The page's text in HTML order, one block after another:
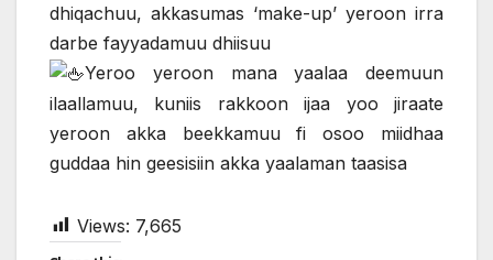
dhiqachuu, akkasumas ‘make-up’ yeroon irra
darbe fayyadamuu dhiisuu
Yeroo yeroon mana yaalaa deemuun
ilaallamuu, kuniis rakkoon ijaa yoo jiraate
yeroon akka beekkamuu fi osoo miidhaa
guddaa hin geesisiin akka yaalaman taasisa
Views: 7,665